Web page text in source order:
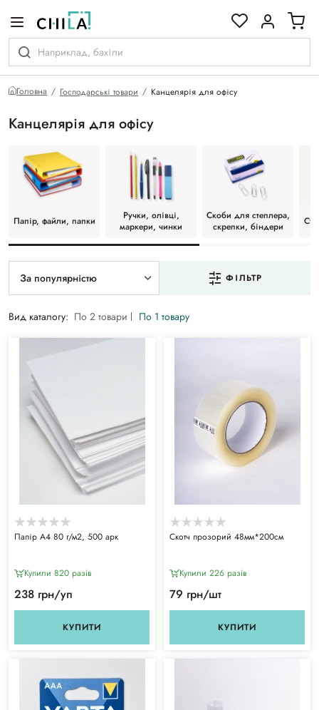
Головна Господарські товари Канцелярія для офісу
Канцелярія для офісу
Папір, файли, папки
Ручки, олівці,
маркери, чинки
Скоби для степлера,
скрепки, біндери
За популярністю ФІЛЬТР
Вид каталогу: По 2 товари По 1 товару
Папір А4 80 г/м2, 500 арк
Купили 820 разiв
238 грн/уп
КУПИТИ
Скотч прозорий 48мм*200см
Купили 226 разiв
79 грн/шт
КУПИТИ
гамі